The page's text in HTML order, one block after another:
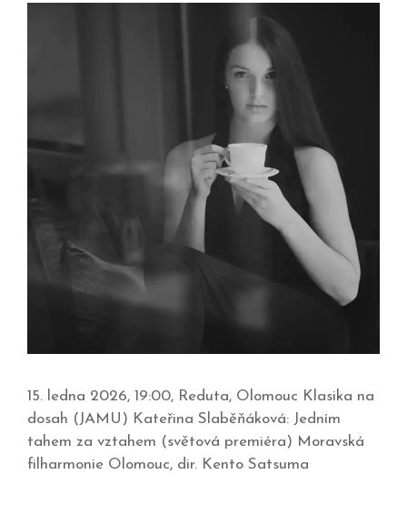
15. ledna 2026, 19:00, Reduta, Olomouc Klasika na
dosah (JAMU) Kateřina Slaběňáková: Jedním
tahem za vztahem (světová premiéra) Moravská
filharmonie Olomouc, dir. Kento Satsuma